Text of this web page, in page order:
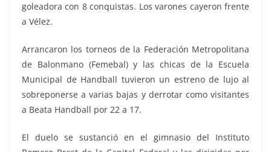
goleadora con 8 conquistas. Los varones cayeron frente
a Vélez.
Arrancaron los torneos de la Federación Metropolitana
de Balonmano (Femebal) y las chicas de la Escuela
Municipal de Handball tuvieron un estreno de lujo al
sobreponerse a varias bajas y derrotar como visitantes
a Beata Handball por 22 a 17.
El duelo se sustanció en el gimnasio del Instituto